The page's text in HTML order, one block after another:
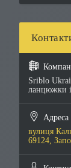
Sriblo
ланцюжки
вулиця
69124,